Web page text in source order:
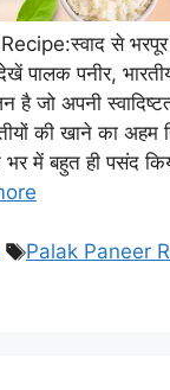
से भरपूर
पालक पनीर,
है जो अपनी
की खाने का अहम
में बहुत ही पसंद
Tags
Palak Paneer